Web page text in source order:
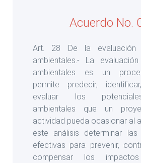
Acuerdo No.
Art. 28 De la evaluación
ambientales.- La
ambientales es un
permite predecir,
evaluar los
ambientales que un
actividad pueda ocasionar al
este análisis determinar
efectivas para prevenir,
compensar los impactos